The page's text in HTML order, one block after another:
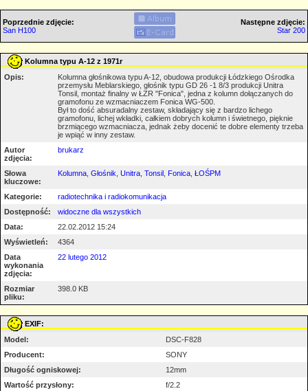
Poprzednie zdjęcie:
San H100
Następne zdjęcie:
Star 200
Kolumna typu A-12 z 1971r
Opis:
Kolumna głośnikowa typu A-12, obudowa produkcji Łódzkiego Ośrodka
przemysłu Meblarskiego, głośnik typu GD 26 -1 8/3 produkcji Unitra
Tonsil, montaż finalny w ŁZR "Fonica", jedna z kolumn dołączanych do
gramofonu ze wzmacniaczem Fonica WG-500.
Był to dość absuradalny zestaw, składający się z bardzo lichego
gramofonu, lichej wkładki, całkiem dobrych kolumn i świetnego, pięknie
brzmiącego wzmacniacza, jednak żeby docenić te dobre elementy trzeba
je wpiąć w inny zestaw.
Autor
zdjęcia:
brukarz
Słowa
kluczowe:
Kolumna Głośnik Unitra Tonsil Fonica ŁOŚPM
Kategorie:
radiotechnika i radiokomunikacja
Dostępność:
widoczne dla wszystkich
Data:
22.02.2012 15:24
Wyświetleń:
4364
Data
wykonania
zdjęcia:
22 lutego 2012
Rozmiar
pliku:
398.0 KB
EXIF:
Model:
DSC-F828
Producent:
SONY
Długość ogniskowej:
12mm
Wartość przysłony:
f/2.2